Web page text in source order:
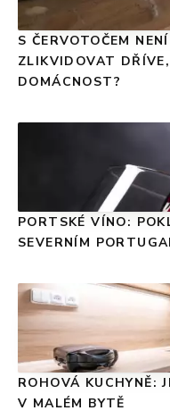
S ČERVOTOČEM
ZLIKVIDOVAT
DOMÁCNOST?
PORTSKÉ VÍNO:
SEVERNÍM
ROHOVÁ KUCHYNĚ:
V MALÉM BYTĚ